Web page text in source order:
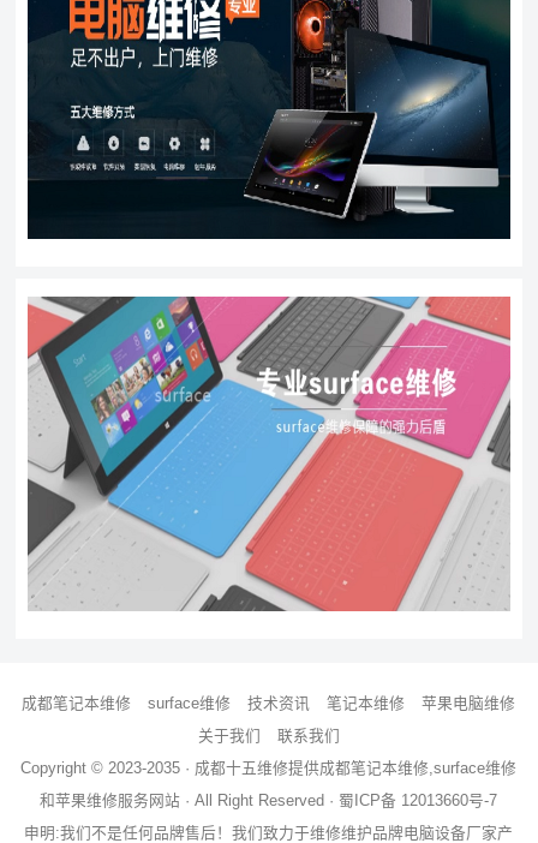
成都笔记本维修 surface维修 技术资讯 笔记本维修
苹果电脑维修
关于我们
联系我们
Copyright © 2023-2035 · 成都十五维修提供成都笔记本维修 ,surface维修
和苹果维修服务网站 · All Right Reserved · 蜀ICP备 12013660号-7
申明:我们不是任何品牌售后！我们致力于维修维护品牌电脑设备厂家产